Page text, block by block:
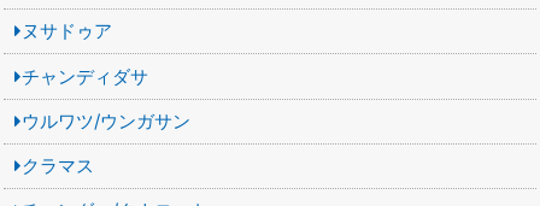
ヌサドゥア
チャンディダサ
ウルワツ/ウンガサン
クラマス